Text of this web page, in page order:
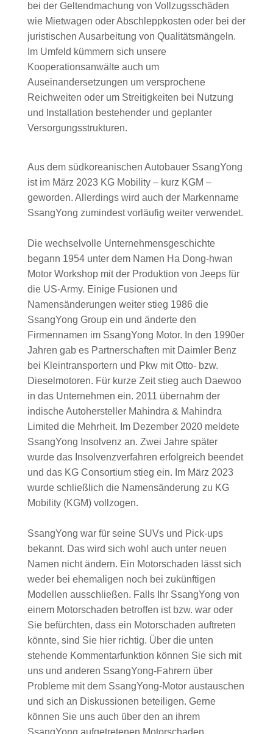
bei der Geltendmachung von Vollzugsschäden
wie Mietwagen oder Abschleppkosten oder bei der
juristischen Ausarbeitung von Qualitätsmängeln.
Im Umfeld kümmern sich unsere
Kooperationsanwälte auch um
Auseinandersetzungen um versprochene
Reichweiten oder um Streitigkeiten bei Nutzung
und Installation bestehender und geplanter
Versorgungsstrukturen.
Aus dem südkoreanischen Autobauer SsangYong
ist im März 2023 KG Mobility – kurz KGM –
geworden. Allerdings wird auch der Markenname
SsangYong zumindest vorläufig weiter verwendet.
Die wechselvolle Unternehmensgeschichte
begann 1954 unter dem Namen Ha Dong-hwan
Motor Workshop mit der Produktion von Jeeps für
die US-Army. Einige Fusionen und
Namensänderungen weiter stieg 1986 die
SsangYong Group ein und änderte den
Firmennamen im SsangYong Motor. In den 1990er
Jahren gab es Partnerschaften mit Daimler Benz
bei Kleintransportern und Pkw mit Otto- bzw.
Dieselmotoren. Für kurze Zeit stieg auch Daewoo
in das Unternehmen ein. 2011 übernahm der
indische Autohersteller Mahindra & Mahindra
Limited die Mehrheit. Im Dezember 2020 meldete
SsangYong Insolvenz an. Zwei Jahre später
wurde das Insolvenzverfahren erfolgreich beendet
und das KG Consortium stieg ein. Im März 2023
wurde schließlich die Namensänderung zu KG
Mobility (KGM) vollzogen.
SsangYong war für seine SUVs und Pick-ups
bekannt. Das wird sich wohl auch unter neuen
Namen nicht ändern. Ein Motorschaden lässt sich
weder bei ehemaligen noch bei zukünftigen
Modellen ausschließen. Falls Ihr SsangYong von
einem Motorschaden betroffen ist bzw. war oder
Sie befürchten, dass ein Motorschaden auftreten
könnte, sind Sie hier richtig. Über die unten
stehende Kommentarfunktion können Sie sich mit
uns und anderen SsangYong-Fahrern über
Probleme mit dem SsangYong-Motor austauschen
und sich an Diskussionen beteiligen. Gerne
können Sie uns auch über den an ihrem